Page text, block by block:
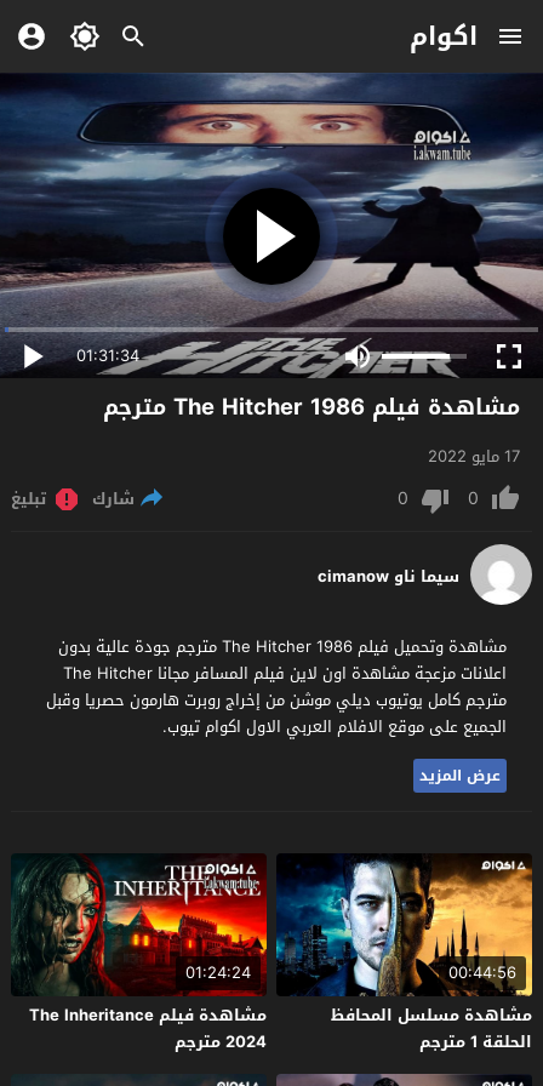
اكوام
01:31:34
مشاهدة فيلم The Hitcher 1986 مترجم
17 مايو 2022
0
0 شارك تبليغ
سيما ناو cimanow
مشاهدة وتحميل فيلم The Hitcher 1986 مترجم جودة عالية بدون
اعلانات مزعجة مشاهدة اون لاين فيلم المسافر مجانا The Hitcher
مترجم كامل يوتيوب ديلي موشن من إخراج روبرت هارمون حصريا وقبل
الجميع على موقع الافلام العربي الاول اكوام تيوب.
عرض المزيد
00:44:56
مشاهدة مسلسل المحافظ
الحلقة 1 مترجم
01:24:24
مشاهدة فيلم The Inheritance
2024 مترجم